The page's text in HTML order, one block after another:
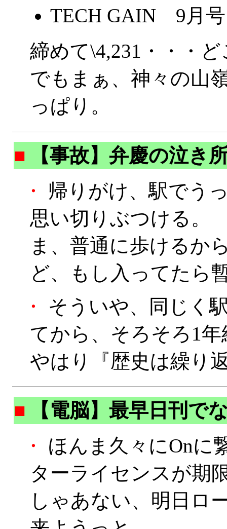
TECH GAIN 9月号
締めて\4,231・・・
でもまぁ、神々の山
っぱり。
■
【事故】弁慶の泣き
・
帰りがけ、駅でう
思い切りぶつける。
ま、普通に歩けるか
ど、もし入ってたら
・
そういや、同じく
てから、そろそろ1
やはり『歴史は繰り
■
【電脳】最早日刊で
・
ほんま久々にOnに
ターライセンスが期
しゃあない、明日ロ